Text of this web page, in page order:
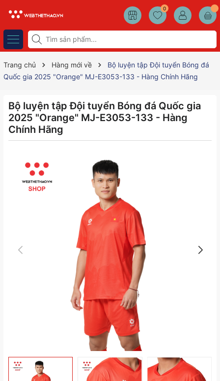
0
Trang chủ Hàng mới về
Bộ luyện tập Đội tuyển Bóng đá
Quốc gia 2025 "Orange" MJ-E3053-133 - Hàng Chính Hãng
Bộ luyện tập Đội tuyển Bóng đá Quốc gia
2025 "Orange" MJ-E3053-133 - Hàng
Chính Hãng